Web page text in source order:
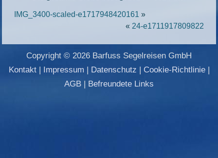
IMG_3400-scaled-e1717948420161 »
« 24-e1711917809822
Copyright © 2026 Barfuss Segelreisen GmbH
Kontakt| Impressum | Datenschutz | Cookie-Richtlinie|
AGB | Befreundete Links